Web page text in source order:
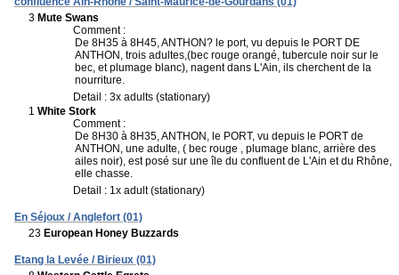
3 Mute Swans
Comment :
De 8H35 à 8H45, ANTHON? le port, vu depuis le PORT DE
ANTHON, trois adultes,(bec rouge orangé, tubercule noir sur le
bec, et plumage blanc), nagent dans L'Ain, ils cherchent de la
nourriture.
Detail : 3x adults (stationary)
1 White Stork
Comment :
De 8H30 à 8H35, ANTHON, le PORT, vu depuis le PORT de
ANTHON, une adulte, ( bec rouge , plumage blanc, arrière des
ailes noir), est posé sur une île du confluent de L'Ain et du Rhône,
elle chasse.
Detail : 1x adult (stationary)
En Séjoux / Anglefort (01)
23 European Honey Buzzards
Etang la Levée / Birieux (01)